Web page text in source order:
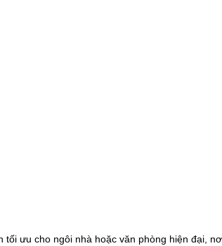
ưu cho ngôi nhà hoặc văn phòng hiện đại,